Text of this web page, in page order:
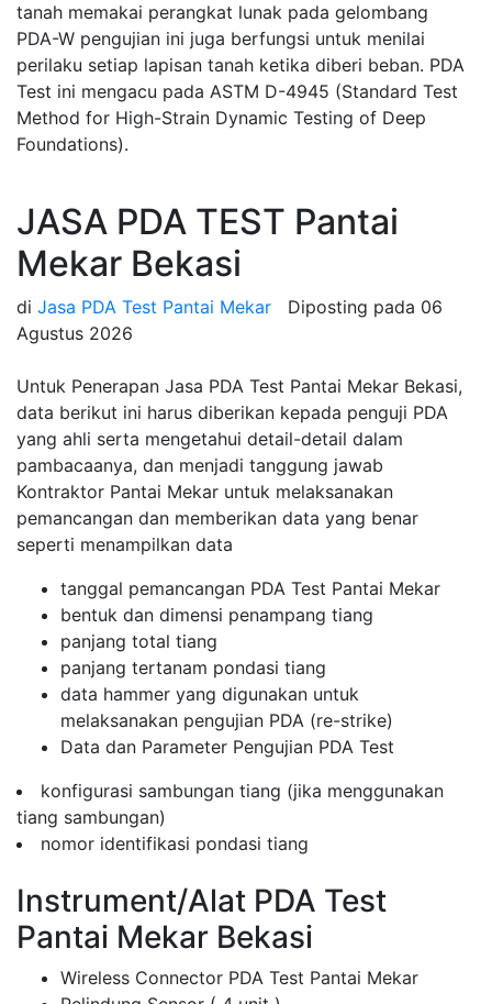
tanah memakai perangkat lunak pada gelombang
PDA-W pengujian ini juga berfungsi untuk menilai
perilaku setiap lapisan tanah ketika diberi beban. PDA
Test ini mengacu pada ASTM D-4945 (Standard Test
Method for High-Strain Dynamic Testing of Deep
Foundations).
JASA PDA TEST Pantai
Mekar Bekasi
di Jasa PDA Test Pantai Mekar Diposting pada 06
Agustus 2026
Untuk Penerapan Jasa PDA Test Pantai Mekar Bekasi,
data berikut ini harus diberikan kepada penguji PDA
yang ahli serta mengetahui detail-detail dalam
pambacaanya, dan menjadi tanggung jawab
Kontraktor Pantai Mekar untuk melaksanakan
pemancangan dan memberikan data yang benar
seperti menampilkan data
tanggal pemancangan PDA Test Pantai Mekar
bentuk dan dimensi penampang tiang
panjang total tiang
panjang tertanam pondasi tiang
data hammer yang digunakan untuk
melaksanakan pengujian PDA (re-strike)
Data dan Parameter Pengujian PDA Test
konfigurasi sambungan tiang (jika menggunakan
tiang sambungan)
nomor identifikasi pondasi tiang
Instrument/Alat PDA Test
Pantai Mekar Bekasi
Wireless Connector PDA Test Pantai Mekar